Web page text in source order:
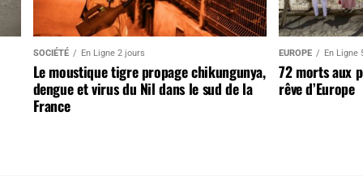
SOCIÉTÉ En Ligne 2 jours
Le moustique tigre propage chikungunya,
dengue et virus du Nil dans le sud de la
France
EUROPE En Ligne
72 morts aux
rêve d’Europe